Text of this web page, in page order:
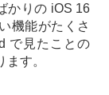
かりの iOS 16
機能がたくさ
で見たことの
す。